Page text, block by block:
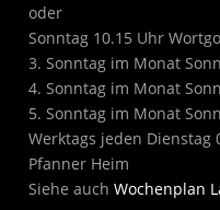
oder
Sonntag 10.15 Uhr
3. Sonntag im Monat
4. Sonntag im Monat
5. Sonntag im Monat
Werktags jeden Dienstag
Pfanner Heim
Siehe auchWochenplan